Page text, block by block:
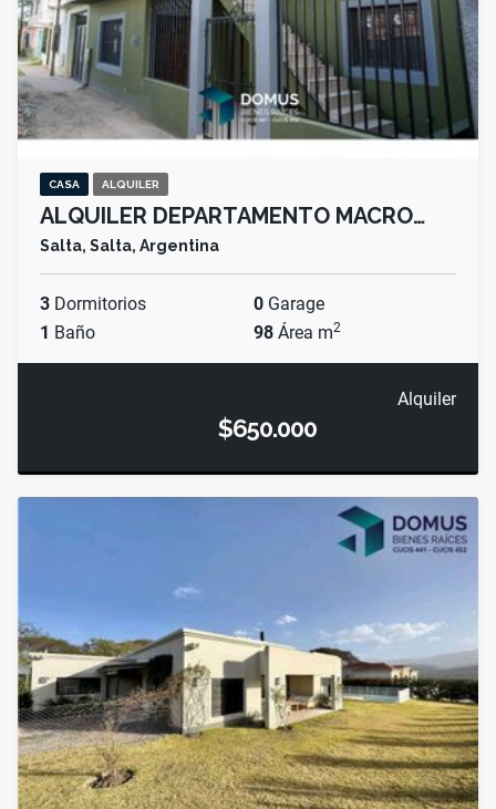
CASA ALQUILER
ALQUILER DEPARTAMENTO MACRO…
Salta, Salta, Argentina
3 Dormitorios 0 Garage
1 Baño 98 Área m2
Alquiler
$650.000